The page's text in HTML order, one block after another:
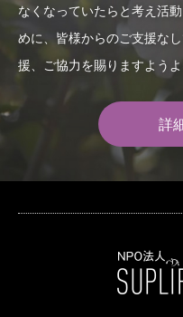
なくなっていたらと考え活
めに、皆様からのご支援な
援、ご協力を賜りますようよ
詳